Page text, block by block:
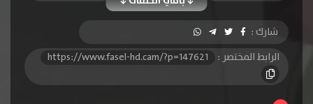
الحلقة 10
شارك :
الرابط المختصر :
https://www.fasel-hd.cam/?p=147621